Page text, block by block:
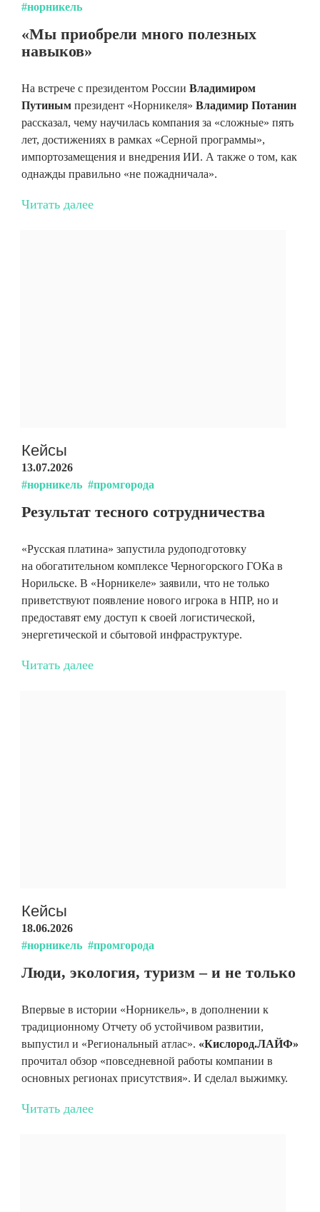
#норникель
«Мы приобрели много полезных
навыков»
На встрече с президентом России Владимиром
Путиным президент «Норникеля» Владимир Потанин
рассказал, чему научилась компания за «сложные» пять
лет, достижениях в рамках «Серной программы»,
импортозамещения и внедрения ИИ. А также о том, как
однажды правильно «не пожадничала».
Читать далее
Кейсы
13.07.2026
#норникель #промгорода
Результат тесного сотрудничества
«Русская платина» запустила рудоподготовку
на обогатительном комплексе Черногорского ГОКа в
Норильске. В «Норникеле» заявили, что не только
приветствуют появление нового игрока в НПР, но и
предоставят ему доступ к своей логистической,
энергетической и сбытовой инфраструктуре.
Читать далее
Кейсы
18.06.2026
#норникель #промгорода
Люди, экология, туризм – и не только
Впервые в истории «Норникель», в дополнении к
традиционному Отчету об устойчивом развитии,
выпустил и «Региональный атлас». «Кислород.ЛАЙФ»
прочитал обзор «повседневной работы компании в
основных регионах присутствия». И сделал выжимку.
Читать далее